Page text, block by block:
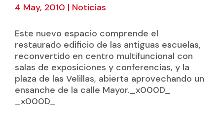
4 May, 2010 | Noticias
Este nuevo espacio comprende el
restaurado edificio de las antiguas escuelas,
reconvertido en centro multifuncional con
salas de exposiciones y conferencias, y la
plaza de las Velillas, abierta aprovechando un
ensanche de la calle Mayor._x000D_
_x000D_